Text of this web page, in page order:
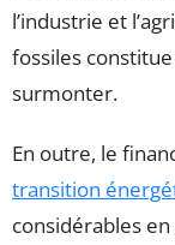
l’industrie et
fossiles
surmonter.
En outre, le
transition
considérables